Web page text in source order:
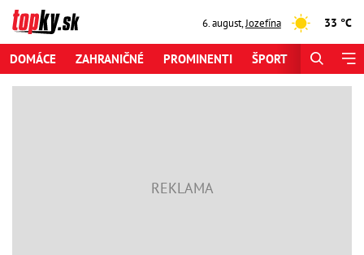
6. august,Jozefína 33 °C
DOMÁCE ZAHRANIČNÉ PROMINENTI ŠPORT